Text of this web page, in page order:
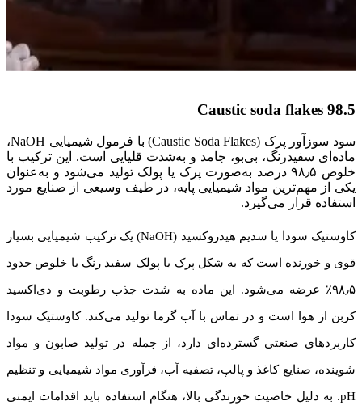
Caustic soda flakes 98.5
سود سوزآور پرک (Caustic Soda Flakes) با فرمول شیمیایی NaOH،
ماده‌ای سفیدرنگ، بی‌بو، جامد و به‌شدت قلیایی است. این ترکیب با
خلوص ۹۸٫۵ درصد به‌صورت پرک یا پولک تولید می‌شود و به‌عنوان
یکی از مهم‌ترین مواد شیمیایی پایه، در طیف وسیعی از صنایع مورد
استفاده قرار می‌گیرد.
کاوستیک سودا یا سدیم هیدروکسید (NaOH) یک ترکیب شیمیایی بسیار
قوی و خورنده است که به شکل پرک یا پولک سفید رنگ با خلوص حدود
۹۸٫۵٪ عرضه می‌شود. این ماده به شدت جذب رطوبت و دی‌اکسید
کربن از هوا است و در تماس با آب گرما تولید می‌کند. کاوستیک سودا
کاربردهای صنعتی گسترده‌ای دارد، از جمله در تولید صابون و مواد
شوینده، صنایع کاغذ و پالپ، تصفیه آب، فرآوری مواد شیمیایی و تنظیم
pH. به دلیل خاصیت خورندگی بالا، هنگام استفاده باید اقدامات ایمنی